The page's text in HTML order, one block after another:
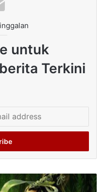
untuk
Terkini